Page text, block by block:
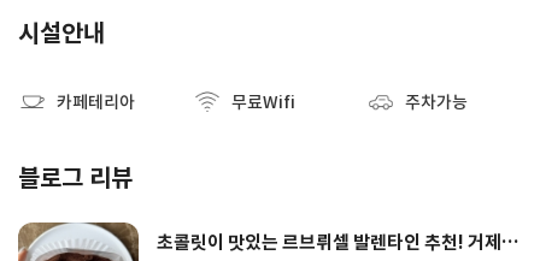
시설안내
카페테리아 무료Wifi 주차가능
블로그 리뷰
초콜릿이 맛있는 르브뤼셀 발렌타인 추천! 거제 디저트 카페